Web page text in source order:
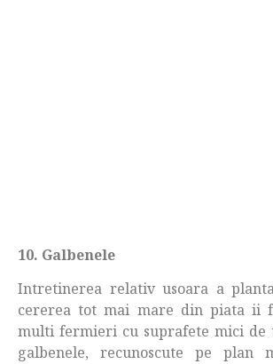
10. Galbenele
Intretinerea relativ usoara a
cererea tot mai mare din piata ii
multi fermieri cu suprafete mici de
galbenele, recunoscute pe plan